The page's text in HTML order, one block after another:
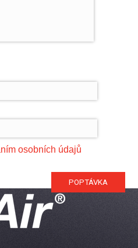
osobních údajů